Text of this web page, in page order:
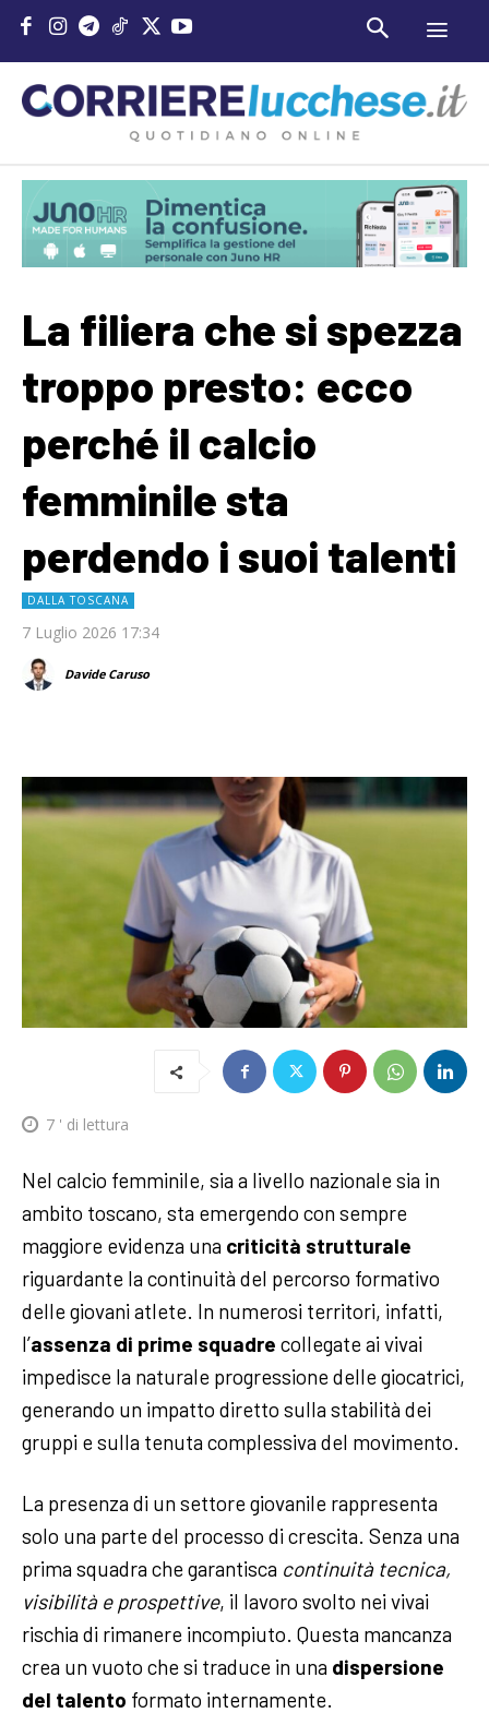
La filiera che si spezza
troppo presto: ecco
perché il calcio
femminile sta
perdendo i suoi talenti
DALLA TOSCANA
7 Luglio 2026 17:34
Davide Caruso
7 ' di lettura
Nel calcio femminile, sia a livello nazionale sia in
ambito toscano, sta emergendo con sempre
maggiore evidenza una criticità strutturale
riguardante la continuità del percorso formativo
delle giovani atlete. In numerosi territori, infatti,
l’assenza di prime squadre collegate ai vivai
impedisce la naturale progressione delle giocatrici,
generando un impatto diretto sulla stabilità dei
gruppi e sulla tenuta complessiva del movimento.
La presenza di un settore giovanile rappresenta
solo una parte del processo di crescita. Senza una
prima squadra che garantisca continuità tecnica,
visibilità e prospettive, il lavoro svolto nei vivai
rischia di rimanere incompiuto. Questa mancanza
crea un vuoto che si traduce in una dispersione
del talento formato internamente.